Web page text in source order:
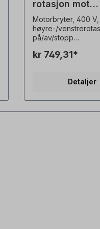
rotasjon mot
urviseren/med
urviseren, av/
stopp
Motorbryter, 400 V,
høyre-/
på/av/stopp
stre (kan bare
A (4 kW med 4-
112 mmVekt=550g
ingen motorsikring
kr 749,31*
Detaljer